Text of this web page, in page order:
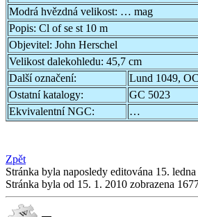
Modrá hvězdná velikost: … mag
Popis: Cl of se st 10 m
Objevitel: John Herschel
Velikost dalekohledu: 45,7 cm
Další označení:
Lund 1049,
Ostatní katalogy:
GC 5023
Ekvivalentní NGC:
…
Zpět
Stránka byla naposledy editována 15.
Stránka byla od 15. 1. 2010 zobrazena